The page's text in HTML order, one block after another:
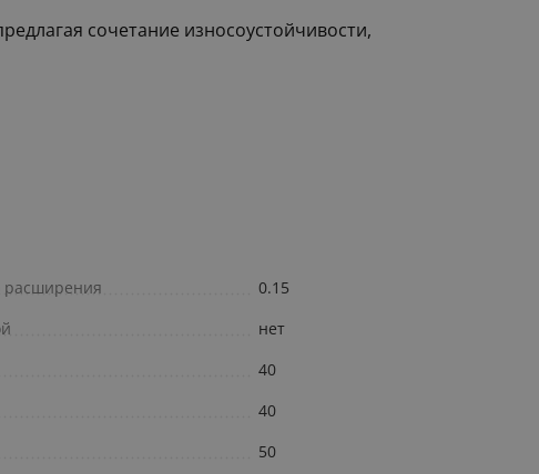
сочетание износоустойчивости,
расширения
0.15
нет
40
40
50